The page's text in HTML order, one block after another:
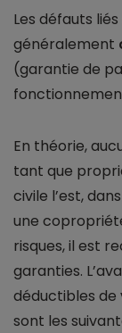
Les défauts
généralement
(garantie de
En théorie,
tant que
civile l’est,
une
risques, il est
garanties.
déductibles de
sont les